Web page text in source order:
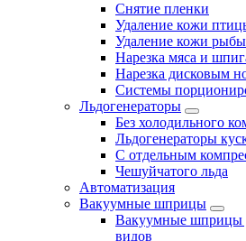
Снятие пленки
Удаление кожи
Удаление кожи рыбы
Нарезка мяса и
Нарезка дисковым
Системы
Льдогенераторы
Без холодильного
Льдогенераторы
С отдельным
Чешуйчатого льда
Автоматизация
Вакуумные шприцы
Вакуумные шприцы
видов